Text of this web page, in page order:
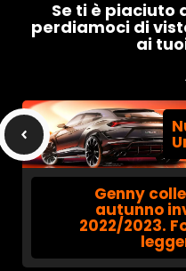
Se ti è piaciuto
perdiamoci di
ai
Genny
autunno
2022/2023.